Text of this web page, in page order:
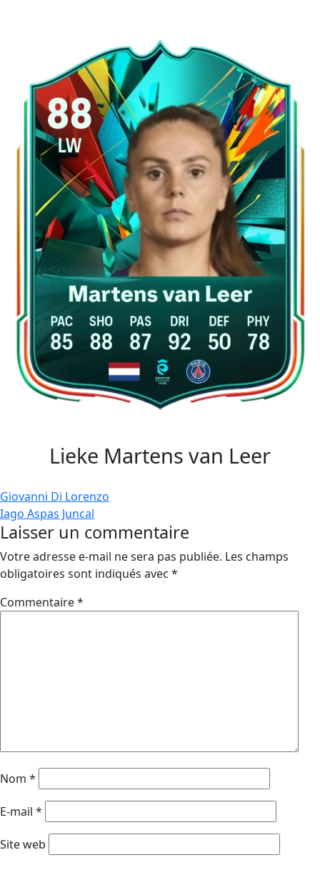
Lieke Martens van Leer
Navigation
de
l’article
Giovanni Di Lorenzo
Iago Aspas Juncal
Laisser un commentaire
Votre adresse e-mail ne sera pas publiée. Les champs
obligatoires sont indiqués avec *
Commentaire*
Nom *
E-mail *
Site web